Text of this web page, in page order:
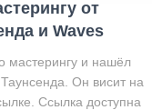
от
и Waves
мастерингу и нашёл
Он висит на
Ссылка доступна